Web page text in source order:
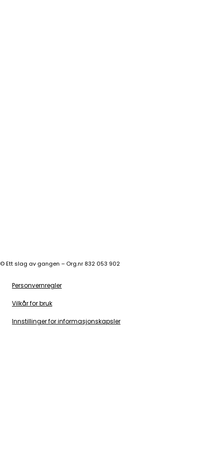
©Ett slag av gangen – Org.nr 832 053 902
Personvernregler
Vilkår for bruk
Innstillinger for informasjonskapsler